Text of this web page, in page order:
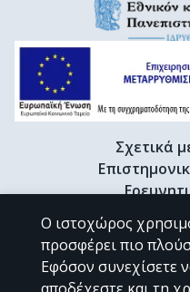
Σχετικά
Διδακτορικές
Ο ιστοχώρος
προσφέρει πιο
Εφόσον συνεχίσετε